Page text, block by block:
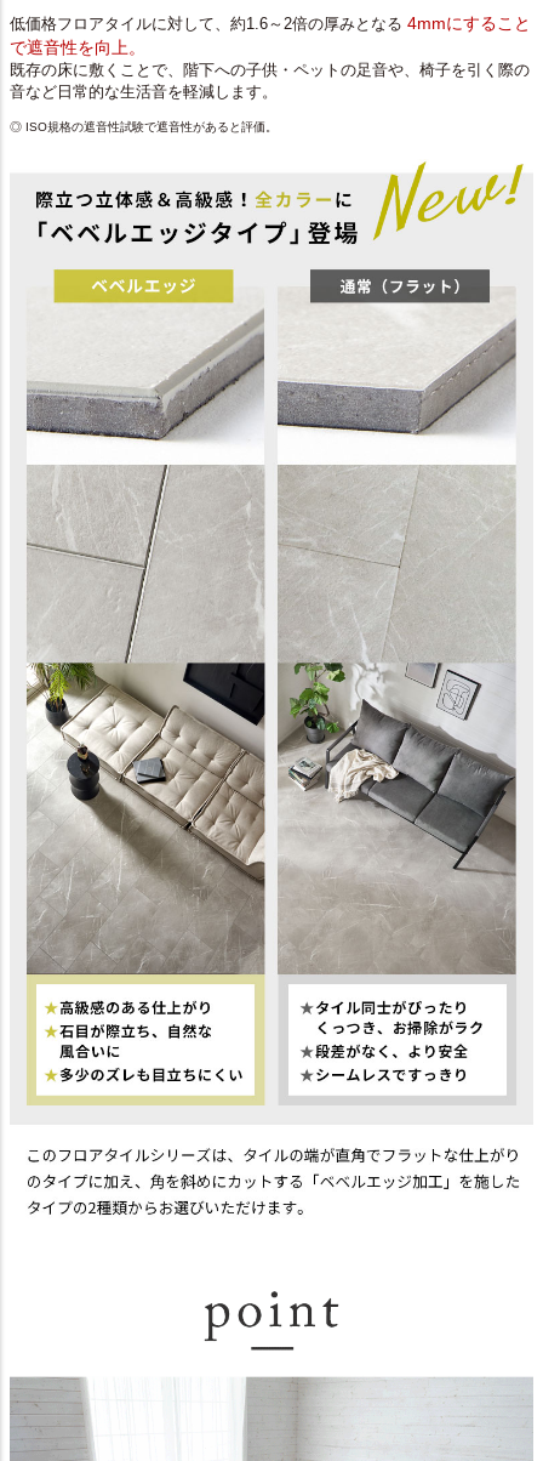
低価格フロアタイルに対して、約1.6～2倍の厚みとなる 4mmにすること
で遮音性を向上。
既存の床に敷くことで、階下への子供・ペットの足音や、椅子を引く際の
音など日常的な生活音を軽減します。
◎ ISO規格の遮音性試験で遮音性があると評価。